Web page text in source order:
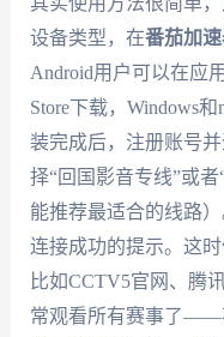
设备类型，在番茄加
Android用户可以在应
Store下载，Windows
装完成后，注册账号
择“回国影音专线”或
能推荐最适合的线路
连接成功的提示。这
比如CCTV5官网、腾
常观看所有赛事了——